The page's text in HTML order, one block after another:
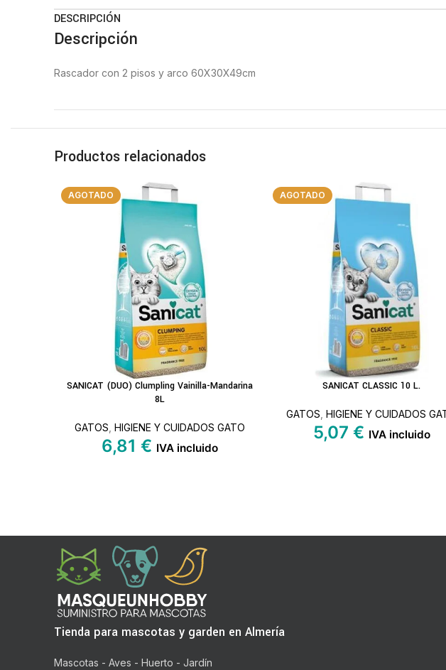
DESCRIPCIÓN
Descripción
Rascador con 2 pisos y arco 60X30X49cm
Productos relacionados
AGOTADO
LEER MÁS
SANICAT (DUO) Clumpling Vainilla-Mandarina
8L
GATOS HIGIENE Y CUIDADOS GATO
6,81 € IVA incluido
AGOTADO
SANICAT CLASSIC 10 L.
GATOS HIGIENE Y CUIDADOS
5,07 € IVA incluido
Tienda para mascotas y garden en Almería
Mascotas - Aves - Huerto - Jardín